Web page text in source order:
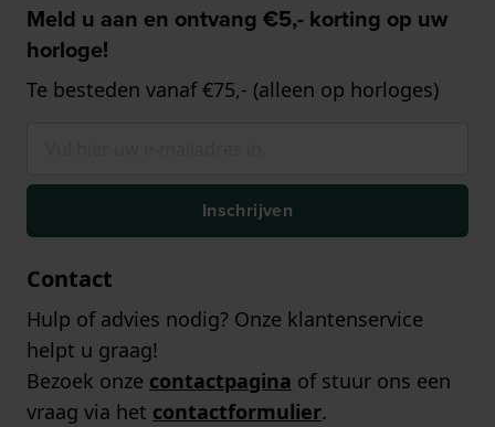
Meld u aan en ontvang €5,- korting op uw
horloge!
Te besteden vanaf €75,- (alleen op horloges)
Inschrijven
Contact
Hulp of advies nodig? Onze klantenservice
helpt u graag!
Bezoek onze contactpagina of stuur ons een
vraag via het contactformulier.